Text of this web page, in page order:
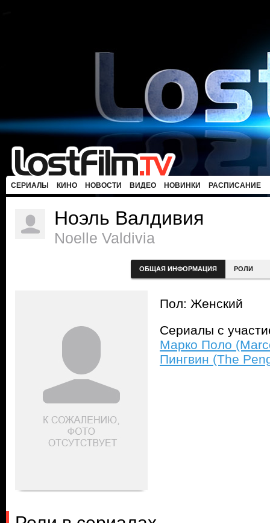
СЕРИАЛЫ КИНО НОВОСТИ ВИДЕО НОВИНКИ РАСПИСАНИЕ
Ноэль Валдивия
Noelle Valdivia
ОБЩАЯ ИНФОРМАЦИЯ РОЛИ
Пол: Женский
Сериалы с
Марко Поло
Пингвин (The